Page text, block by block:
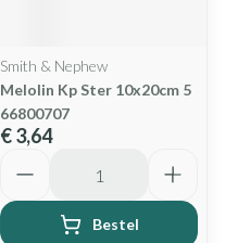
Smith & Nephew
Melolin Kp Ster 10x20cm 5
66800707
€ 3,64
Bestel